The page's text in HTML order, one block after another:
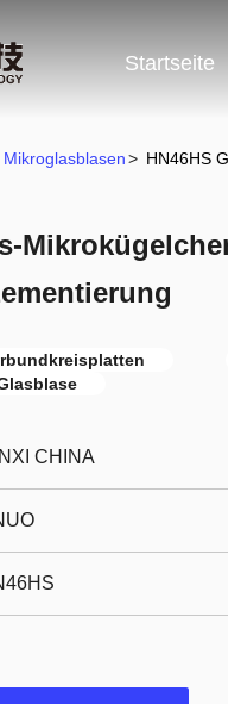
Startseite
Mikroglasblasen> HN46HS
CHINA